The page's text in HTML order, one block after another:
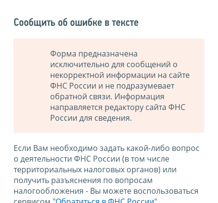
Сообщить об ошибке в тексте
Форма предназначена
исключительно для сообщений о
некорректной информации на сайте
ФНС России и не подразумевает
обратной связи. Информация
направляется редактору сайта ФНС
России для сведения.
Если Вам необходимо задать какой-либо вопрос
о деятельности ФНС России (в том числе
территориальных налоговых органов) или
получить разъяснения по вопросам
налогообложения - Вы можете воспользоваться